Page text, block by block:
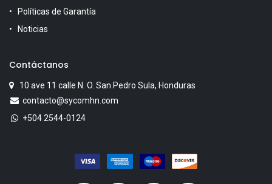
Políticas de Garantía
Noticias
Contáctanos
10 ave 11 calle N. O. San Pedro Sula, Honduras
contacto@sycomhn.com
+504 2544-0124